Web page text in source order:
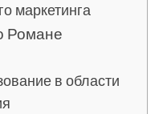
маркетинга
Романе
в области